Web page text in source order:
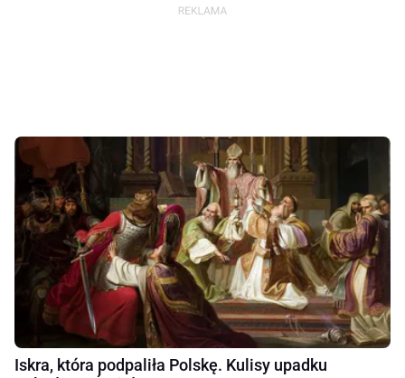
Iskra, która podpaliła Polskę. Kulisy upadku